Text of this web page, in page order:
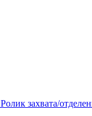
Ролик захвата/